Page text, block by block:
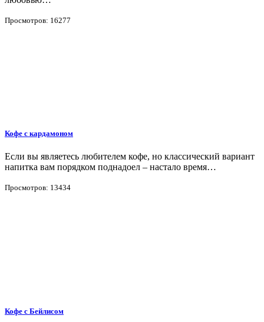
Просмотров: 16277
Кофе с кардамоном
Если вы являетесь любителем кофе, но классический вариант
напитка вам порядком поднадоел – настало время…
Просмотров: 13434
Кофе с Бейлисом